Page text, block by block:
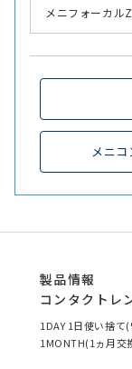
メニフォーカルZ
メニ
製品情報
コンタクトレ
1DAY 1日使い捨て
1MONTH(1ヵ月交